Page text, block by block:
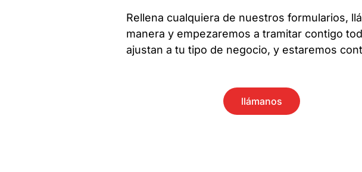
Rellena cualquiera de nuestros formularios,
manera y empezaremos a tramitar contigo
ajustan a tu tipo de negocio, y estaremos
llámanos